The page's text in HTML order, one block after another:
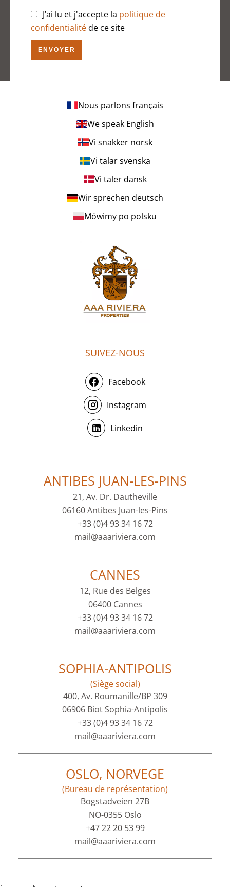
J’ai lu et j'accepte la politique de
confidentialitéde ce site
ENVOYER
Nous parlons français
We speak English
Vi snakker norsk
Vi talar svenska
Vi taler dansk
Wir sprechen deutsch
Mówimy po polsku
SUIVEZ-NOUS
Facebook
Instagram
Linkedin
ANTIBES JUAN-LES-PINS
21, Av. Dr. Dautheville
06160 Antibes Juan-les-Pins
+33 (0)4 93 34 16 72
mail@aaariviera.com
CANNES
12, Rue des Belges
06400 Cannes
+33 (0)4 93 34 16 72
mail@aaariviera.com
SOPHIA-ANTIPOLIS
(Siège social)
400, Av. Roumanille/BP 309
06906 Biot Sophia-Antipolis
+33 (0)4 93 34 16 72
mail@aaariviera.com
OSLO, NORVEGE
(Bureau de représentation)
Bogstadveien 27B
NO-0355 Oslo
+47 22 20 53 99
mail@aaariviera.com